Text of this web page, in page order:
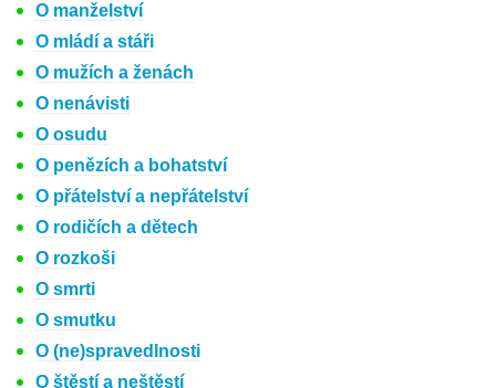
O manželství
O mládí a stáři
O mužích a ženách
O nenávisti
O osudu
O penězích a bohatství
O přátelství a nepřátelství
O rodičích a dětech
O rozkoši
O smrti
O smutku
O (ne)spravedlnosti
O štěstí a neštěstí